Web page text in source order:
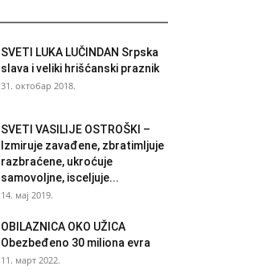
SVETI LUKA LUČINDAN Srpska
slava i veliki hrišćanski praznik
31. октобар 2018.
SVETI VASILIJE OSTROŠKI –
Izmiruje zavađene, zbratimljuje
razbraćene, ukroćuje
samovoljne, isceljuje...
14. мај 2019.
OBILAZNICA OKO UŽICA
Obezbeđeno 30 miliona evra
11. март 2022.